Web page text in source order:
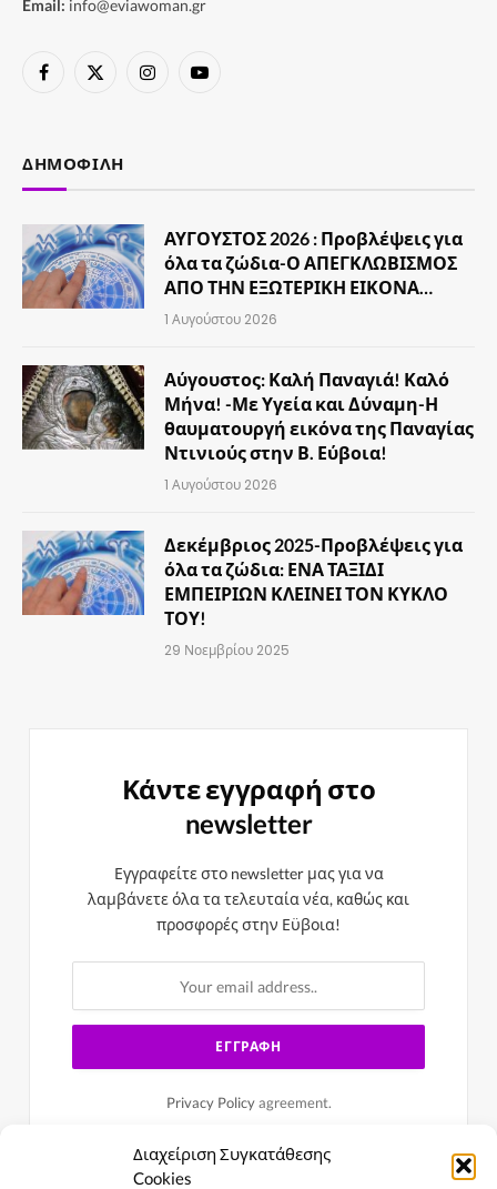
Διαχείριση Συγκατάθεσης
Cookies
Email: info@eviawoman.gr
Facebook
X
InstagramYouTube
ΔΗΜΟΦΙΛΉ
ΑΥΓΟΥΣΤΟΣ 2026 : Προβλέψεις για
όλα τα ζώδια-Ο ΑΠΕΓΚΛΩΒΙΣΜΟΣ
ΑΠΟ ΤΗΝ ΕΞΩΤΕΡΙΚΗ ΕΙΚΟΝΑ…
1 Αυγούστου 2026
Αύγουστος: Καλή Παναγιά! Καλό
Μήνα! -Με Υγεία και Δύναμη-Η
θαυματουργή εικόνα της Παναγίας
Ντινιούς στην Β. Εύβοια!
1 Αυγούστου 2026
Δεκέμβριος 2025-Προβλέψεις για
όλα τα ζώδια: ΕΝΑ ΤΑΞΙΔΙ
ΕΜΠΕΙΡΙΩΝ ΚΛΕΙΝΕΙ ΤΟΝ ΚΥΚΛΟ
ΤΟΥ!
29 Νοεμβρίου 2025
Κάντε εγγραφή στο
newsletter
Εγγραφείτε στο newsletter μας για να
λαμβάνετε όλα τα τελευταία νέα, καθώς και
προσφορές στην Εϋβοια!
Privacy Policyagreement.